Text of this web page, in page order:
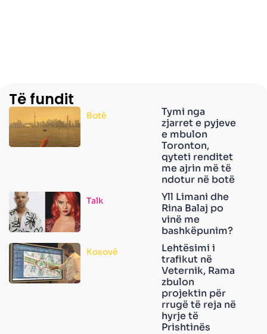
Të fundit
Botë
Tymi nga
zjarret e pyjeve
e mbulon
Toronton,
qyteti renditet
me ajrin më të
ndotur në botë
Talk
Yll Limani dhe
Rina Balaj po
vinë me
bashkëpunim?
Kosovë
Lehtësimi i
trafikut në
Veternik, Rama
zbulon
projektin për
rrugë të reja në
hyrje të
Prishtinës